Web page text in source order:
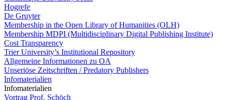
Hogrefe
De Gruyter
Membership in the Open Library of Humanities (OLH)
Membership MDPI (Multidisciplinary Digital Publishing Institute)
Cost Transparency
Trier University’s Institutional Repository
Allgemeine Informationen zu OA
Unseriöse Zeitschriften / Predatory Publishers
Infomaterialien
Infomaterialien
Vortrag Prof. Schöch